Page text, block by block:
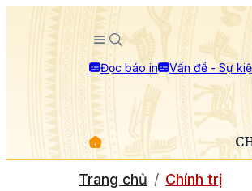
Đọc báo in Vấn đề - Sự
Trang chủ Chính trị